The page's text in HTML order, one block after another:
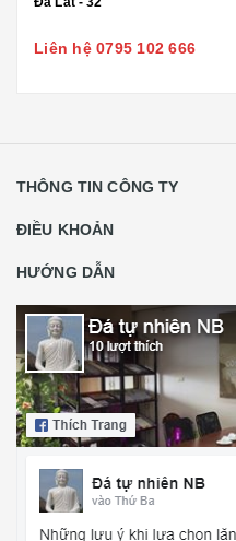
Liên hệ 0795 102 666
THÔNG TIN CÔNG TY
ĐIỀU KHOẢN
HƯỚNG DẪN